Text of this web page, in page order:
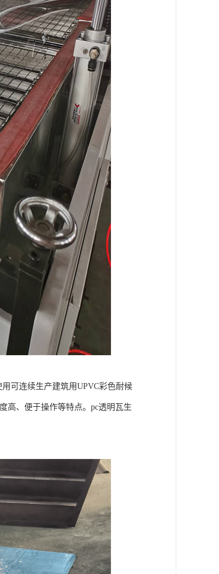
可连续生产建筑用UPVC彩色耐候
高、便于操作等特点。pc透明瓦生